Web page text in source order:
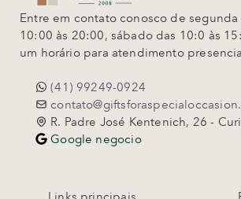
Entre em contato conosco de segunda
10:00 às 20:00, sábado das 10:0 às
um horário para atendimento
(41) 99249-0924
R. Padre José Kentenich, 26 -
Google negocio